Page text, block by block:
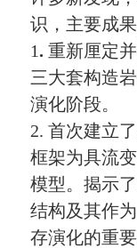
识，主要成果
1.重新厘定
三大套构造
演化阶段。
2.首次建立
框架为具流
模型。揭示
结构及其作
存演化的重